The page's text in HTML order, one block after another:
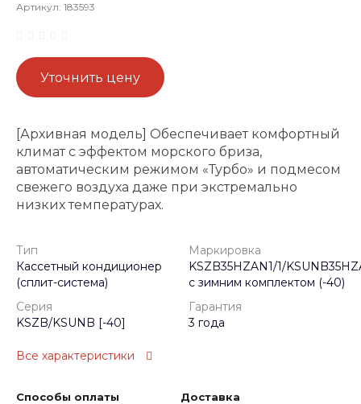
Артикул: 183593
Уточнить цену
[Архивная модель] Обеспечивает комфортный
климат с эффектом морского бриза,
автоматическим режимом «Турбо» и подмесом
свежего воздуха даже при экстремально
низких температурах.
Тип
Кассетный кондиционер
(сплит-система)
Маркировка
KSZB35HZAN1/1/
с зимним комплектом (-40)
Серия
KSZB/KSUNB [-40]
Гарантия
3 года
Все характеристики
Способы оплаты Доставка